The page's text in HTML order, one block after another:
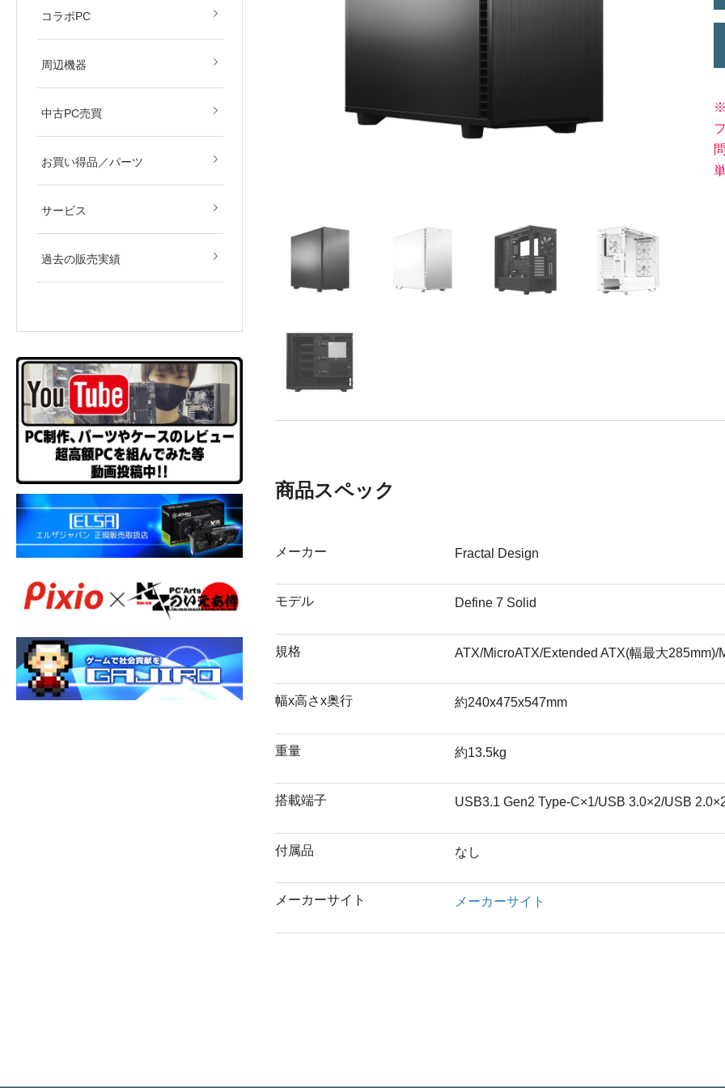
コラボPC
周辺機器
中古PC売買
お買い得品／パーツ
サービス
過去の販売実績
商品スペック
メーカー Fractal Design
モデル Define 7 Solid
規格 ATX/MicroATX/Extended ATX(幅最大285mm)/
幅x高さx奥行 約240x475x547mm
重量 約13.5kg
搭載端子 USB3.1 Gen2 Type-C×1/USB 3.0×2/USB
付属品 なし
メーカーサイト メーカーサイト